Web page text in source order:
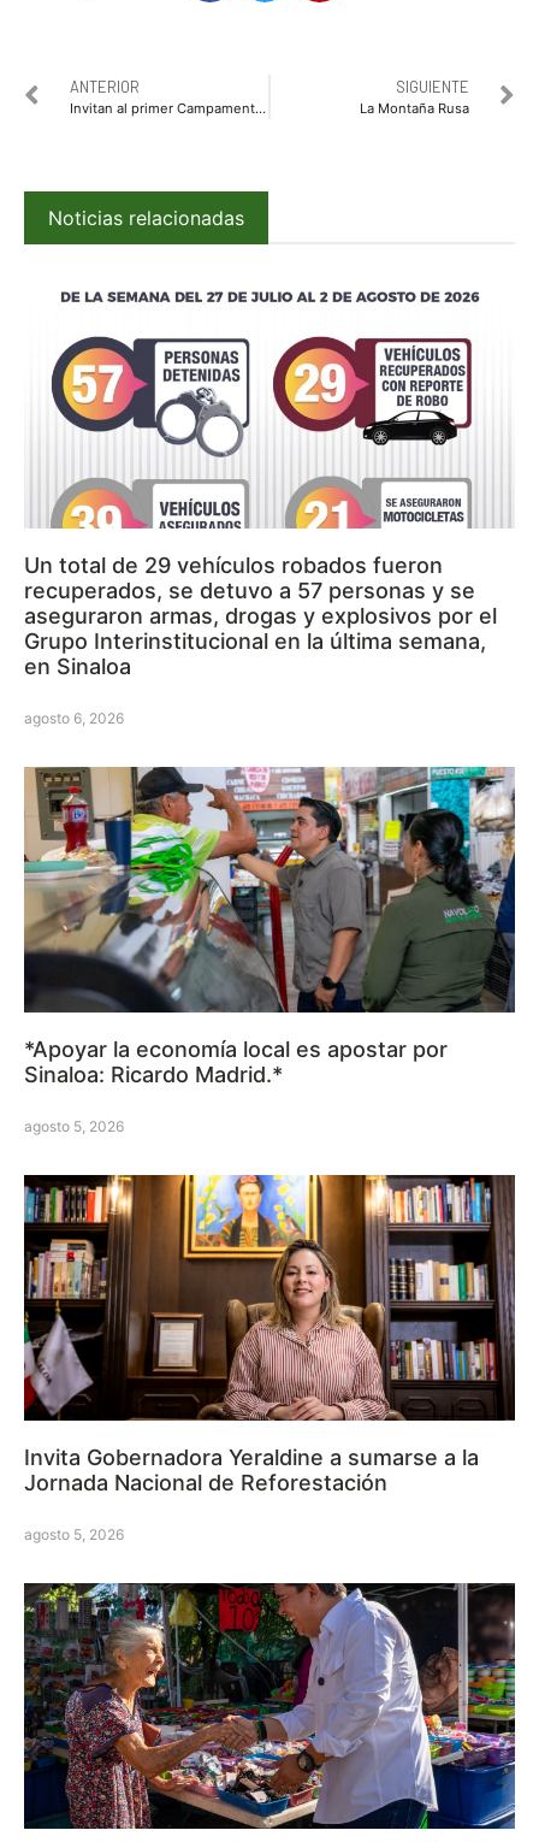
ANTERIOR
Invitan al primer Campamento de Uso y Manejo de silla de ruedas activa
SIGUIENTE
La Montaña Rusa
Noticias relacionadas
Un total de 29 vehículos robados fueron
recuperados, se detuvo a 57 personas y se
aseguraron armas, drogas y explosivos por el
Grupo Interinstitucional en la última semana,
en Sinaloa
agosto 6, 2026
*Apoyar la economía local es apostar por
Sinaloa: Ricardo Madrid.*
agosto 5, 2026
Invita Gobernadora Yeraldine a sumarse a la
Jornada Nacional de Reforestación
agosto 5, 2026